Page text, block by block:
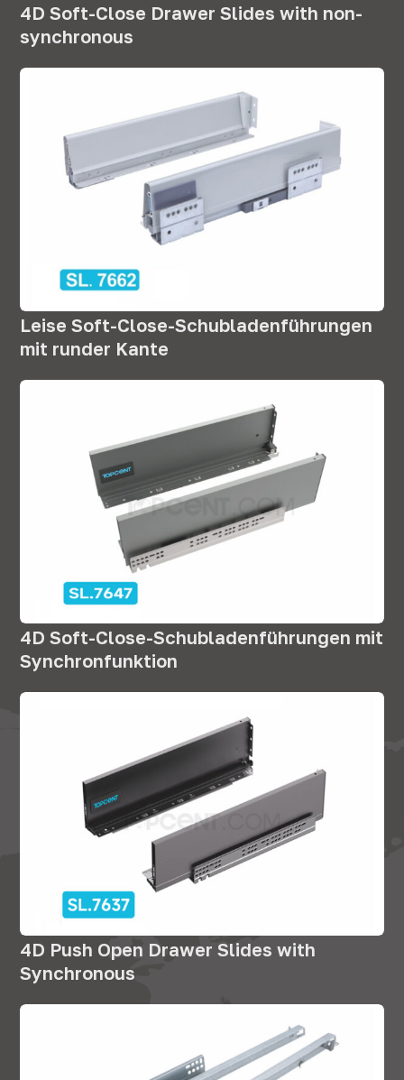
4D Soft-Close Drawer Slides with non-
synchronous
Leise Soft-Close-Schubladenführungen
mit runder Kante
4D Soft-Close-Schubladenführungen mit
Synchronfunktion
4D Push Open Drawer Slides with
Synchronous